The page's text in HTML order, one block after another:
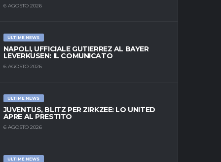
6 AGOSTO 2026
ULTIME NEWS
NAPOLI, UFFICIALE GUTIERREZ AL BAYER
LEVERKUSEN: IL COMUNICATO
6 AGOSTO 2026
ULTIME NEWS
JUVENTUS, BLITZ PER ZIRKZEE: LO UNITED
APRE AL PRESTITO
6 AGOSTO 2026
ULTIME NEWS